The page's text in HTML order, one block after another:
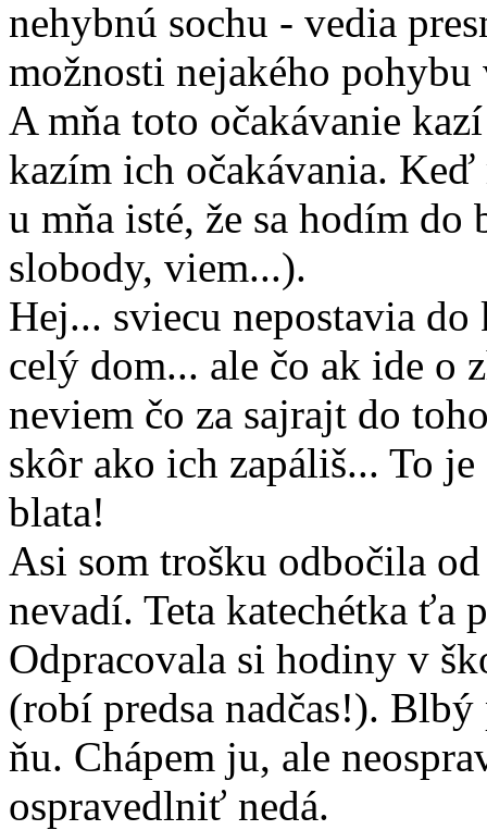
nehybnú sochu - vedia
možnosti nejakého
A mňa toto očakávanie
kazím ich očakávania.
u mňa isté, že sa hodím do
slobody, viem...).
Hej... sviecu nepostavia
celý dom... ale čo ak ide o
neviem čo za sajrajt do
skôr ako ich zapáliš... To
blata!
Asi som trošku odbočila
nevadí. Teta katechétka ťa
Odpracovala si hodiny v
(robí predsa nadčas!).
ňu. Chápem ju, ale
ospravedlniť nedá.